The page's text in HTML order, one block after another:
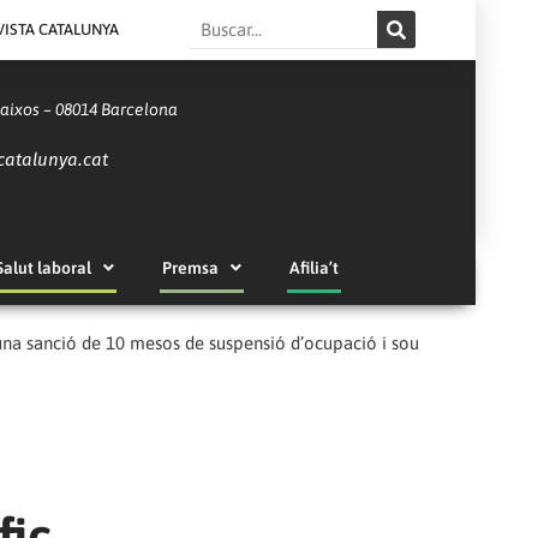
CATALUNYA Search
– 08014 Barcelona
laboral Premsa Afilia’t
sanció de 10 mesos de suspensió d’ocupació i sou